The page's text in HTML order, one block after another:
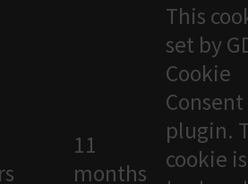
11
months
This
set by
Cookie
Consent
plugin.
cookie